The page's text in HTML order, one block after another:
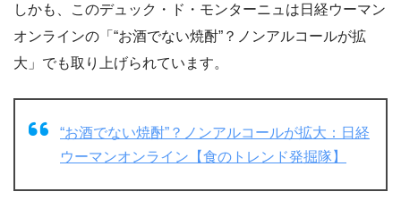
しかも、このデュック・ド・モンターニュは日経ウーマン
オンラインの「“お酒でない焼酎”？ノンアルコールが拡
大」でも取り上げられています。
“お酒でない焼酎”？ノンアルコールが拡大：日経
ウーマンオンライン【食のトレンド発掘隊】